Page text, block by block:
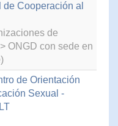
Cooperación al
de
ONGD con sede en
de Orientación
Sexual -